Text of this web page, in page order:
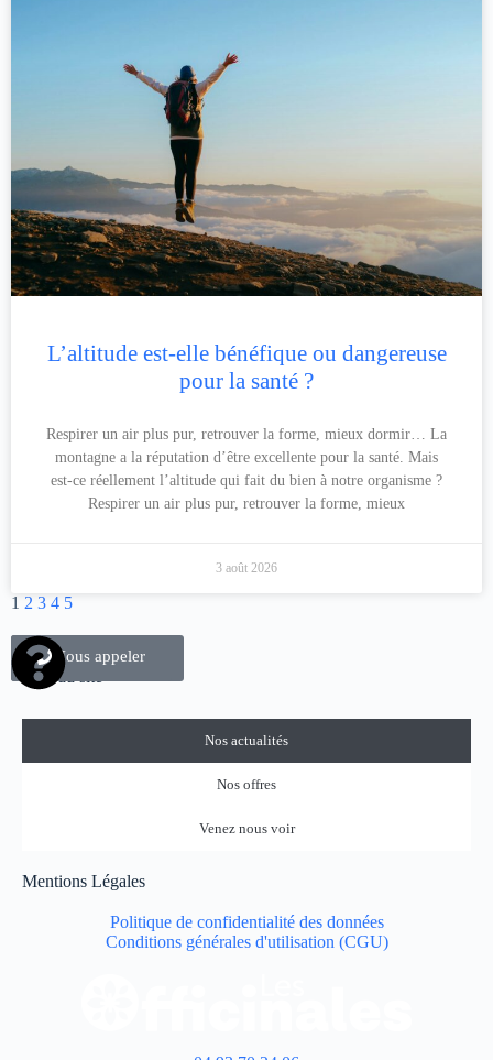
L’altitude est-elle bénéfique ou dangereuse
pour la santé ?
Respirer un air plus pur, retrouver la forme, mieux dormir… La
montagne a la réputation d’être excellente pour la santé. Mais
est-ce réellement l’altitude qui fait du bien à notre organisme ?
Respirer un air plus pur, retrouver la forme, mieux
3 août 2026
1 2 3 4 5
Nous contacter
Nous appeler
Plan du site
Nos actualités
Nos offres
Venez nous voir
Mentions Légales
Politique de confidentialité des données
Conditions générales d'utilisation (CGU)